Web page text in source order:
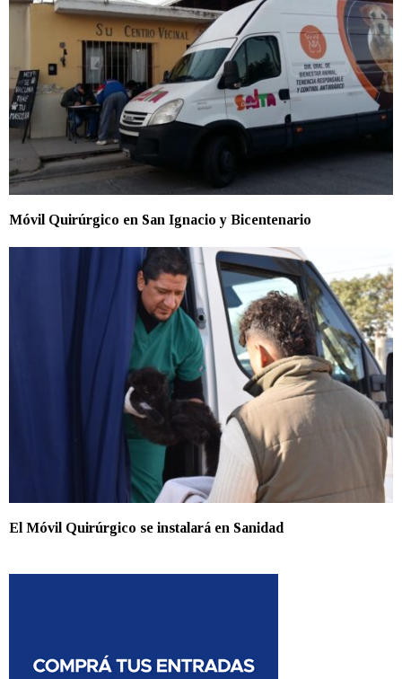
Móvil Quirúrgico en San Ignacio y Bicentenario
El Móvil Quirúrgico se instalará en Sanidad